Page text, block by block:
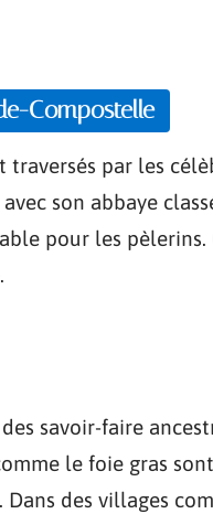
Compostelle
traversés par les
avec son abbaye
pour les
savoir-faire
le foie gras
des villages